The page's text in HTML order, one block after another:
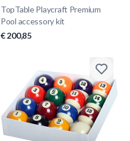
TopTable Playcraft Premium
Pool accessory kit
€ 200,85